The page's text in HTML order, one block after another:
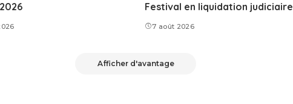
Festival en liquidation judiciaire
7 août 2026
Afficher d'avantage